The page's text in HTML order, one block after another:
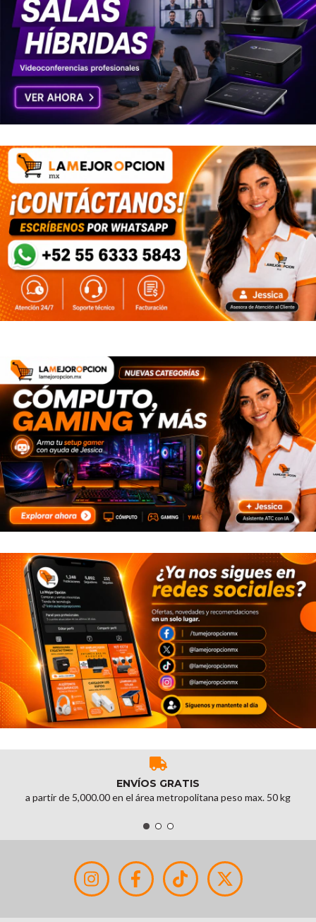
ENVÍOS GRATIS
a partir de 5,000.00 en el área metropolitana peso max. 50 kg